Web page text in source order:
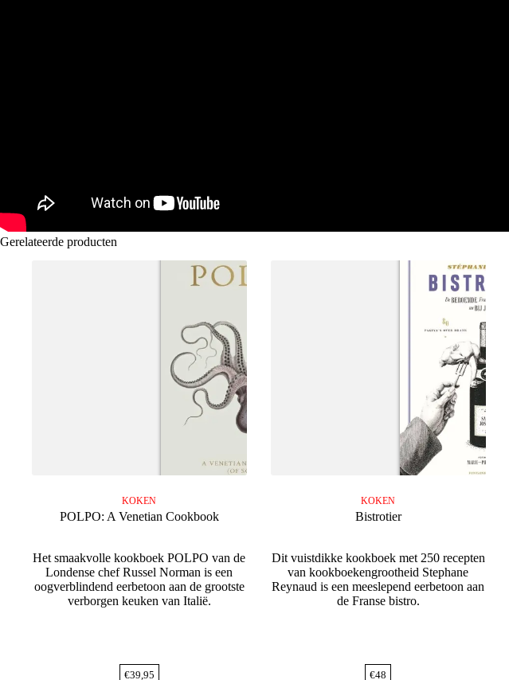
Gerelateerde producten
KOKEN
POLPO: A Venetian Cookbook
Het smaakvolle kookboek POLPO van de
Londense chef Russel Norman is een
oogverblindend eerbetoon aan de grootste
verborgen keuken van Italië.
€39,95
KOKEN
Bistrotier
Dit vuistdikke kookboek met 250 recepten
van kookboekengrootheid Stephane
Reynaud is een meeslepend eerbetoon aan
de Franse bistro.
€48